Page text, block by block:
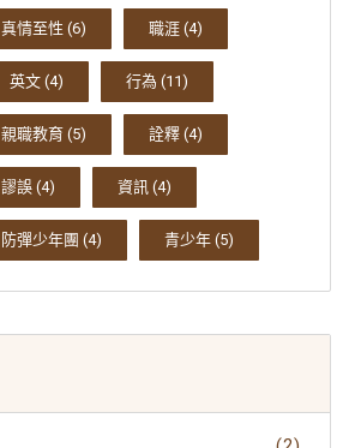
真情至性 (6) 職涯 (4)
英文 (4) 行為 (11)
親職教育 (5) 詮釋 (4)
謬誤 (4) 資訊 (4)
防彈少年團 (4) 青少年 (5)